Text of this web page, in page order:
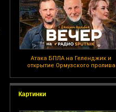
Атака БПЛА на Геленджик и
открытие Ормузского пролива
Картинки